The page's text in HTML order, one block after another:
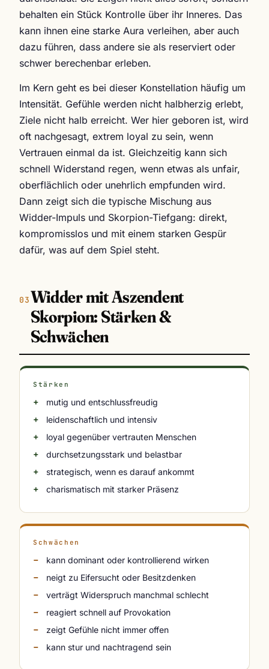
behalten ein Stück Kontrolle über ihr Inneres. Das
kann ihnen eine starke Aura verleihen, aber auch
dazu führen, dass andere sie als reserviert oder
schwer berechenbar erleben.
Im Kern geht es bei dieser Konstellation häufig um
Intensität. Gefühle werden nicht halbherzig erlebt,
Ziele nicht halb erreicht. Wer hier geboren ist, wird
oft nachgesagt, extrem loyal zu sein, wenn
Vertrauen einmal da ist. Gleichzeitig kann sich
schnell Widerstand regen, wenn etwas als unfair,
oberflächlich oder unehrlich empfunden wird.
Dann zeigt sich die typische Mischung aus
Widder-Impuls und Skorpion-Tiefgang: direkt,
kompromisslos und mit einem starken Gespür
dafür, was auf dem Spiel steht.
Widder mit Aszendent
Skorpion: Stärken &
Schwächen
Stärken
mutig und entschlussfreudig
leidenschaftlich und intensiv
loyal gegenüber vertrauten Menschen
durchsetzungsstark und belastbar
strategisch, wenn es darauf ankommt
charismatisch mit starker Präsenz
Schwächen
kann dominant oder kontrollierend wirken
neigt zu Eifersucht oder Besitzdenken
verträgt Widerspruch manchmal schlecht
reagiert schnell auf Provokation
zeigt Gefühle nicht immer offen
kann stur und nachtragend sein